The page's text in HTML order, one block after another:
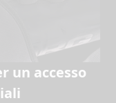
un accesso